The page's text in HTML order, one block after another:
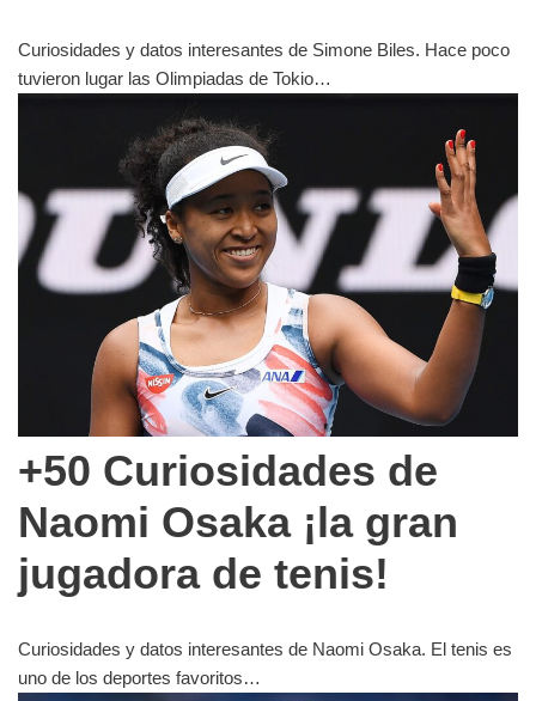
Curiosidades y datos interesantes de Simone Biles. Hace poco
tuvieron lugar las Olimpiadas de Tokio…
+50 Curiosidades de
Naomi Osaka ¡la gran
jugadora de tenis!
Curiosidades y datos interesantes de Naomi Osaka. El tenis es
uno de los deportes favoritos…